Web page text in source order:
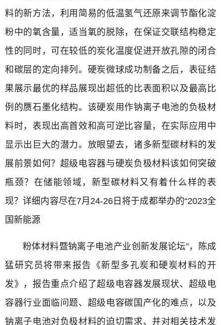
料的新方法，利用简易的低温氢气还原来调节酯化淀
粉中的氧含量，适当氧的脱除，在保证交联结构稳定
性的同时，可在较低的炭化温度促进开放孔隙的闭合
和碳层的定向排列。硬炭微球成功制备之后，表征结
果展示最优的样品展现出超低的比表面积以及最高比
例的赝石墨化结构。该硬炭用作钠离子电池的负极材
料时，表现出高首效和高可逆比容量，在实际应用中
显示出巨大的潜力。放眼望去，诸多新型碳材料的发
展前景如何？超级电容器与硬炭负极材料该如何突破
瓶颈？在储能领域，新型碳材料又有着什么样的表
现？详细内容尽在7月24-26日将于成都举办的“2023全
国新能源
粉体材料暨钠离子电池产业创新发展论坛”，陈成
猛研究员将带来报告《新型多孔炭和硬炭材料的开
发》，报告重点介绍了超级电容器发展现状、超级电
容器行业面临问题、超级电容碳国产化的难点，以及
钠离子电池对负极材料的迫切需求、并对相关技术发